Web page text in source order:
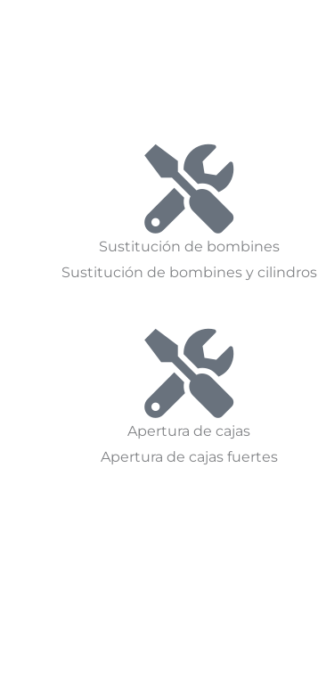
Sustitución de bombines
Sustitución de bombines y cilindros
Apertura de cajas
Apertura de cajas fuertes